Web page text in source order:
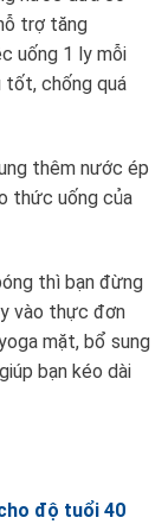
trợ tăng
uống 1 ly mỗi
tốt, chống quá
thêm nước ép
thức uống của
thì bạn đừng
vào thực đơn
mặt, bổ sung
bạn kéo dài
độ tuổi 40